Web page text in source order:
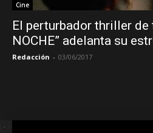
Cine
El perturbador thriller de
NOCHE” adelanta su
Redacción - 03/06/2017